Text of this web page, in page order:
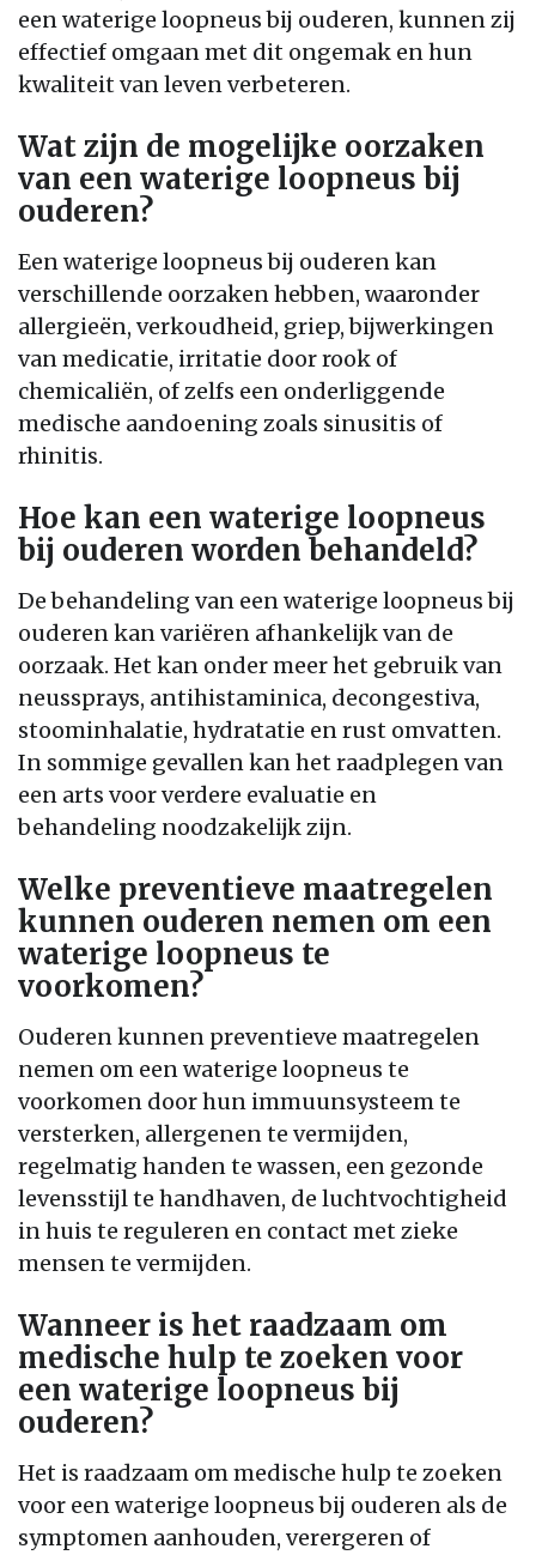
een waterige loopneus bij ouderen, kunnen zij
effectief omgaan met dit ongemak en hun
kwaliteit van leven verbeteren.
Wat zijn de mogelijke oorzaken
van een waterige loopneus bij
ouderen?
Een waterige loopneus bij ouderen kan
verschillende oorzaken hebben, waaronder
allergieën, verkoudheid, griep, bijwerkingen
van medicatie, irritatie door rook of
chemicaliën, of zelfs een onderliggende
medische aandoening zoals sinusitis of
rhinitis.
Hoe kan een waterige loopneus
bij ouderen worden behandeld?
De behandeling van een waterige loopneus bij
ouderen kan variëren afhankelijk van de
oorzaak. Het kan onder meer het gebruik van
neussprays, antihistaminica, decongestiva,
stoominhalatie, hydratatie en rust omvatten.
In sommige gevallen kan het raadplegen van
een arts voor verdere evaluatie en
behandeling noodzakelijk zijn.
Welke preventieve maatregelen
kunnen ouderen nemen om een
waterige loopneus te
voorkomen?
Ouderen kunnen preventieve maatregelen
nemen om een waterige loopneus te
voorkomen door hun immuunsysteem te
versterken, allergenen te vermijden,
regelmatig handen te wassen, een gezonde
levensstijl te handhaven, de luchtvochtigheid
in huis te reguleren en contact met zieke
mensen te vermijden.
Wanneer is het raadzaam om
medische hulp te zoeken voor
een waterige loopneus bij
ouderen?
Het is raadzaam om medische hulp te zoeken
voor een waterige loopneus bij ouderen als de
symptomen aanhouden, verergeren of